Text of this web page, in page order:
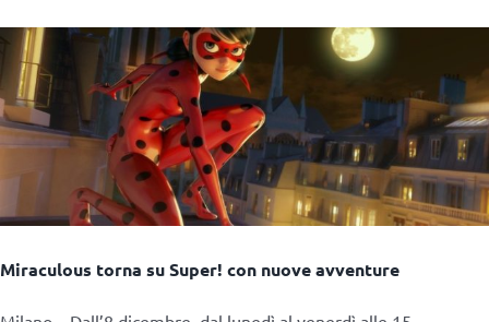
Miraculous torna su Super! con nuove avventure